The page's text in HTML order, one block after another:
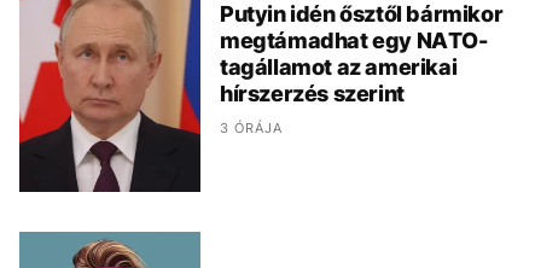
Putyin idén ősztől bármikor
megtámadhat egy NATO-
tagállamot az amerikai
hírszerzés szerint
3 ÓRÁJA